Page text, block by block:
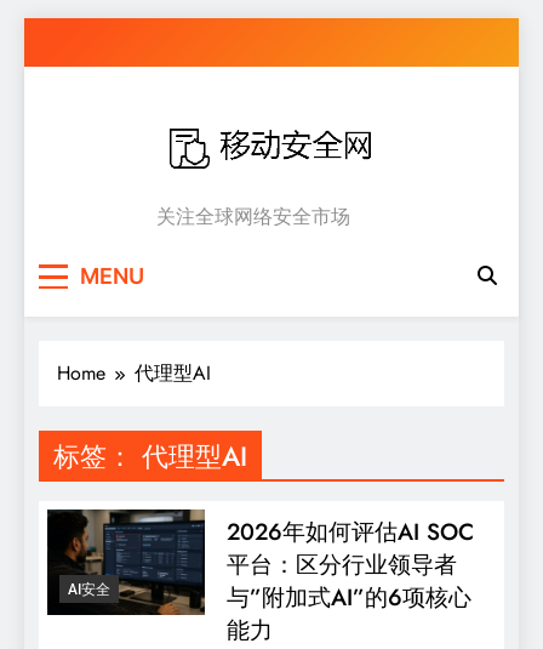
to
移动安全网
关注全球网络安全市场
MENU
Home 代理型AI
标签： 代理型AI
AI安全
2026年如何评估AI SOC
平台：区分行业领导者
与”附加式AI”的6项核心
能力